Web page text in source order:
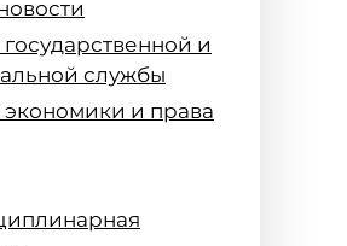
государственной и
службы
экономики и права